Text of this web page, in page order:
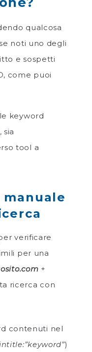
qualcosa
noti uno degli
e sospetti
come puoi
keyword
sia
tool a
manuale
verificare
per una
+
ricerca con
contenuti nel
)